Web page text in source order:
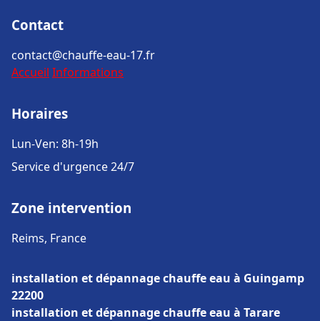
Contact
contact@chauffe-eau-17.fr
Accueil Informations
Horaires
Lun-Ven: 8h-19h
Service d'urgence 24/7
Zone intervention
Reims, France
installation et dépannage chauffe eau à Guingamp
22200
installation et dépannage chauffe eau à Tarare